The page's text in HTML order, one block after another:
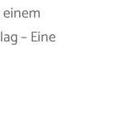
– Eine